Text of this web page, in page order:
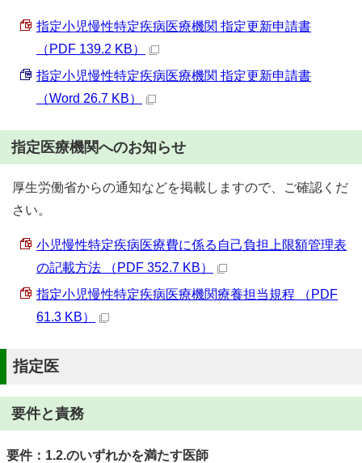
指定小児慢性特定疾病医療機関 指定更新申請書
（PDF 139.2 KB）
指定小児慢性特定疾病医療機関 指定更新申請書
（Word 26.7 KB）
指定医療機関へのお知らせ
厚生労働省からの通知などを掲載しますので、ご確認くだ
さい。
小児慢性特定疾病医療費に係る自己負担上限額管理表
の記載方法 （PDF 352.7 KB）
指定小児慢性特定疾病医療機関療養担当規程 （PDF
61.3 KB）
指定医
要件と責務
要件：1.2.のいずれかを満たす医師